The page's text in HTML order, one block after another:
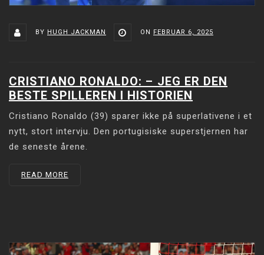
BY HUGH JACKMAN ON FEBRUAR 6, 2025
CRISTIANO RONALDO: –⁠ JEG ER DEN
BESTE SPILLEREN I HISTORIEN
Cristiano Ronaldo (39) sparer ikke på superlativene i et
nytt, stort intervju. Den portugisiske superstjernen har
de seneste årene.
READ MORE